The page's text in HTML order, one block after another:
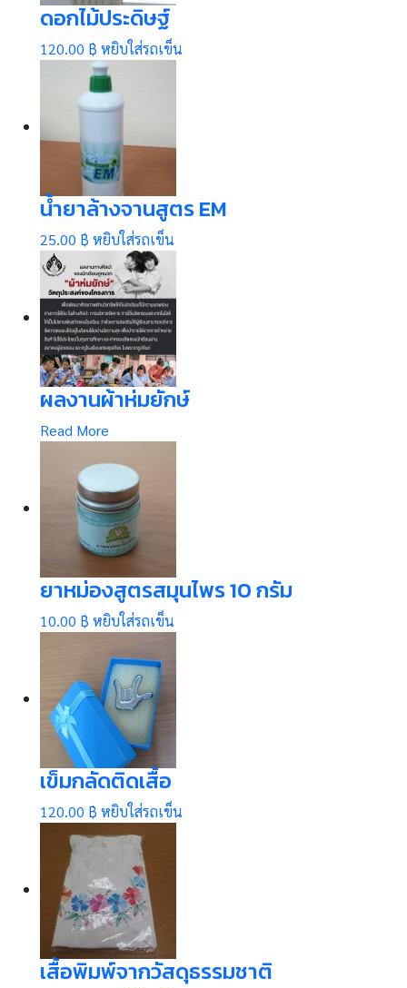
ดอกไม้ประดิษฐ์
120.00 ฿ หยิบใส่รถเข็น
น้ำยาล้างจานสูตร EM
25.00 ฿ หยิบใส่รถเข็น
ผลงานผ้าห่มยักษ์
Read More
ยาหม่องสูตรสมุนไพร 10 กรัม
10.00 ฿ หยิบใส่รถเข็น
เข็มกลัดติดเสื้อ
120.00 ฿ หยิบใส่รถเข็น
เสื้อพิมพ์จากวัสดุธรรมชาติ